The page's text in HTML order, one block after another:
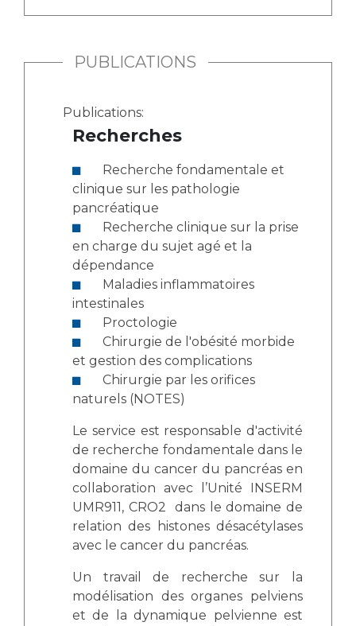
PUBLICATIONS
Publications:
Recherches
clinique sur les pathologie
pancréatique
en charge du sujet agé et la
dépendance
intestinales
Proctologie
et gestion des complications
naturels (NOTES)
Le service est responsable d'activité
de recherche fondamentale dans le
domaine du cancer du pancréas en
collaboration avec l’Unité INSERM
UMR911, CRO2 dans le domaine de
relation des histones désacétylases
avec le cancer du pancréas.
Un travail de recherche sur la
modélisation des organes pelviens
et de la dynamique pelvienne est